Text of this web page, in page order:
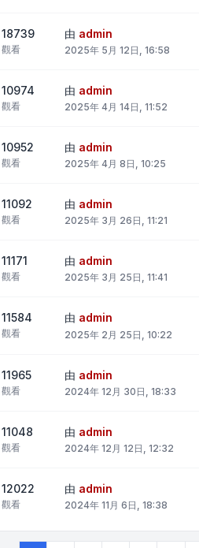
18739
觀看
由 admin
2025年 5月 12日, 16:58
10974
觀看
由 admin
2025年 4月 14日, 11:52
10952
觀看
由 admin
2025年 4月 8日, 10:25
11092
觀看
由 admin
2025年 3月 26日, 11:21
11171
觀看
由 admin
2025年 3月 25日, 11:41
11584
觀看
由 admin
2025年 2月 25日, 10:22
11965
觀看
由 admin
2024年 12月 30日, 18:33
11048
觀看
由 admin
2024年 12月 12日, 12:32
12022
觀看
由 admin
2024年 11月 6日, 18:38